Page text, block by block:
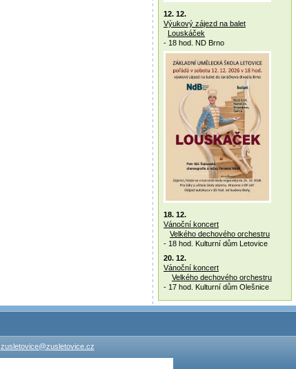
12. 12.
Výukový zájezd na balet
Louskáček
- 18 hod. ND Brno
18. 12.
Vánoční koncert
Velkého dechového orchestru
- 18 hod. Kulturní dům Letovice
20. 12.
Vánoční koncert
Velkého dechového orchestru
- 17 hod. Kulturní dům Olešnice
zusletovice@zusletovice.cz